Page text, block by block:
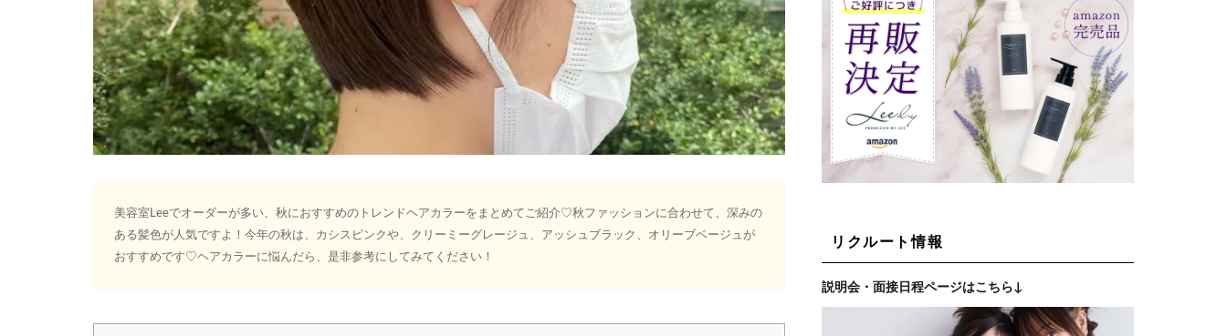
美容室Leeでオーダーが多い、秋におすすめのトレンドヘアカラーをまとめてご紹介♡秋ファッションに合わせて、深みの
ある髪色が人気ですよ！今年の秋は、カシスピンクや、クリーミーグレージュ、アッシュブラック、オリーブベージュが
おすすめです♡ヘアカラーに悩んだら、是非参考にしてみてください！
リクルート情報
説明会・面接日程ページはこちら↓